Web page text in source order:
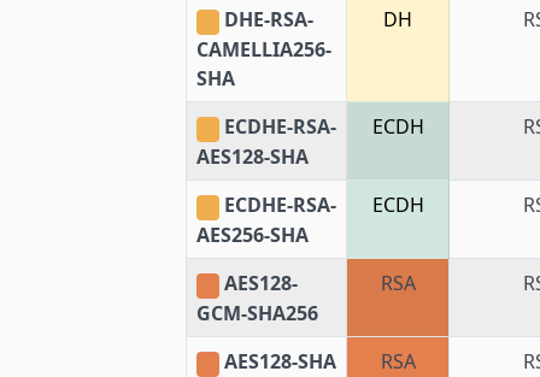
DHE-RSA-
CAMELLIA256-
SHA
DH
ECDHE-RSA-
AES128-SHA
ECDH
ECDHE-RSA-
AES256-SHA
ECDH
AES128-
GCM-SHA256
RSA
AES128-SHA RSA